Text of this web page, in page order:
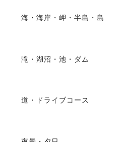
海・海岸・岬・半島・島
滝・湖沼・池・ダム
道・ドライブコース